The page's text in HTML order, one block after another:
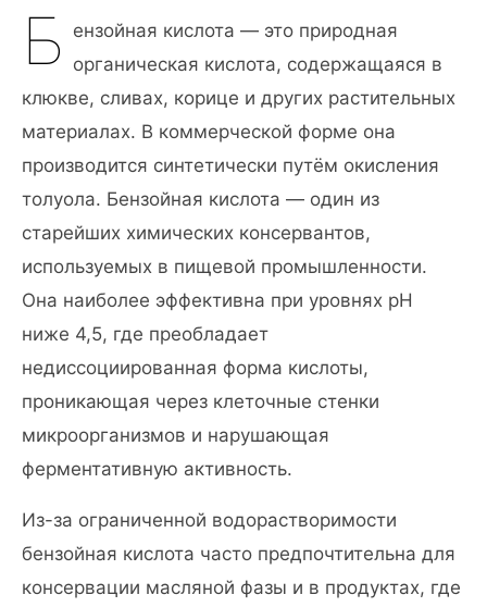
Б
ензойная кислота — это природная
органическая кислота, содержащаяся в
клюкве, сливах, корице и других растительных
материалах. В коммерческой форме она
производится синтетически путём окисления
толуола. Бензойная кислота — один из
старейших химических консервантов,
используемых в пищевой промышленности.
Она наиболее эффективна при уровнях pH
ниже 4,5, где преобладает
недиссоциированная форма кислоты,
проникающая через клеточные стенки
микроорганизмов и нарушающая
ферментативную активность.
Из-за ограниченной водорастворимости
бензойная кислота часто предпочтительна для
консервации масляной фазы и в продуктах, где